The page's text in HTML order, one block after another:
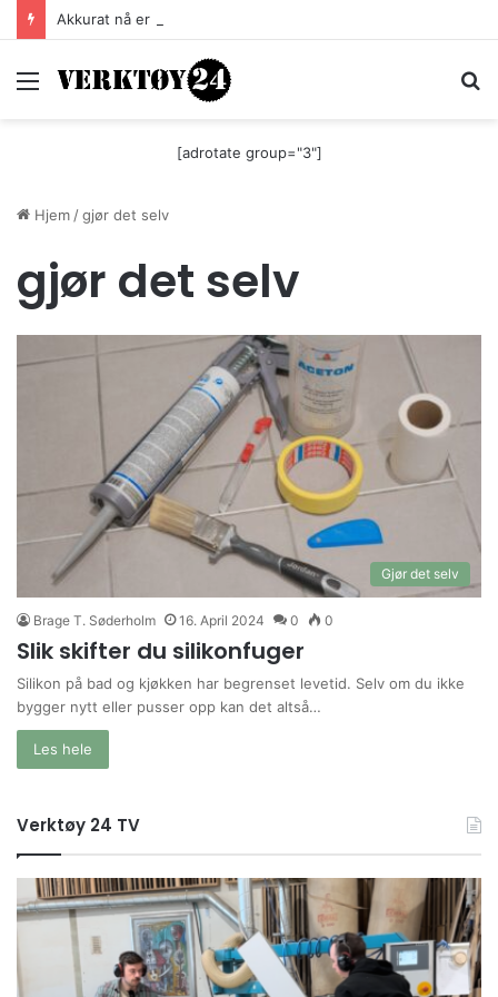
Akkurat nå er batteri-bordsaga til Festool billigere
Meny
[adrotate group="3"]
Hjem /gjør det selv
gjør det selv
Gjør det selv
Brage T. Søderholm 16. April 2024 0 0
Slik skifter du silikonfuger
Silikon på bad og kjøkken har begrenset levetid. Selv om du ikke
bygger nytt eller pusser opp kan det altså…
Les hele
Verktøy 24 TV